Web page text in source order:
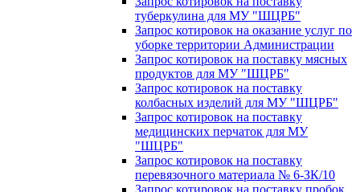
туберкулина для МУ "ШЦРБ"
Запрос котировок на оказание услуг по
уборке территории Администрации
Запрос котировок на поставку мясных
продуктов для МУ "ШЦРБ"
Запрос котировок на поставку
колбасных изделий для МУ "ШЦРБ"
Запрос котировок на поставку
медицинских перчаток для МУ
"ШЦРБ"
Запрос котировок на поставку
перевязочного материала № 6-ЗК/10
Запрос котировок на поставку пробок,